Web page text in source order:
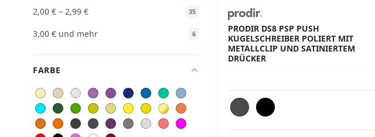
2,00 € – 2,99 € 35
3,00 € und mehr 6
FARBE
PRODIR DS8 PSP PUSH
KUGELSCHREIBER POLIERT MIT
METALLCLIP UND SATINIERTEM
DRÜCKER